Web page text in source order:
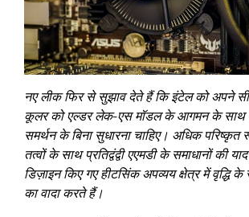
नए लीक फिर से सुझाव देते हैं कि इंटेल को अपने
कूलर को एल्डर लेक-एस मॉडल के आगमन के साथ
समर्थन के बिना सुधारना चाहिए। अधिक
तत्वों के साथ प्रतिद्वंद्वी एएमडी के समाधानों की
डिज़ाइन किए गए हीटसिंक अपव्यय क्षेत्र में वृद्धि के
का वादा करते हैं।